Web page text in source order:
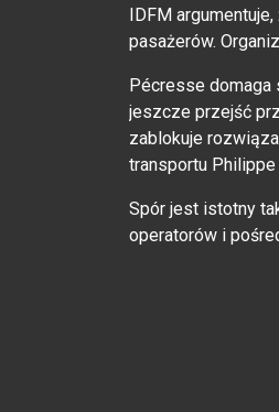
IDFM
pasażerów.
Pécresse domaga
jeszcze przejść
zablokuje
transportu
Spór jest istotny
operatorów i